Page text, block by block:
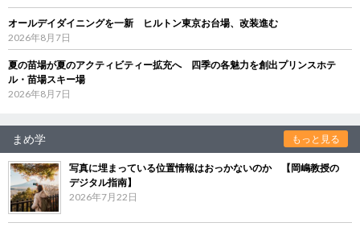
オールデイダイニングを一新 ヒルトン東京お台場、改装進む
2026年8月7日
夏の苗場が夏のアクティビティー拡充へ 四季の各魅力を創出プリンスホテ
ル・苗場スキー場
2026年8月7日
まめ学 もっと見る
写真に埋まっている位置情報はおっかないのか 【岡嶋教授の
デジタル指南】
2026年7月22日